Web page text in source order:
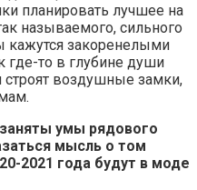
планировать лучшее на
называемого, сильного
закоренелыми
где-то в глубине души
воздушные замки,
умы рядового
мысль о том
2021 года будут в моде